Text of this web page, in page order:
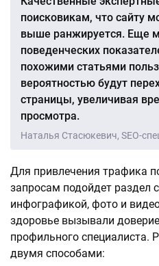
поисковикам, что сайту
выше ранжируется. Еще
поведенческих
похожими статьями
вероятностью будут
страницы, увеличивая
просмотра.
Наталья Стасюкевич, SEO-
Для привлечения трафика
запросам подойдет раздел
инфографикой, фото и
здоровье вызывали
профильного специалиста.
двумя способами: